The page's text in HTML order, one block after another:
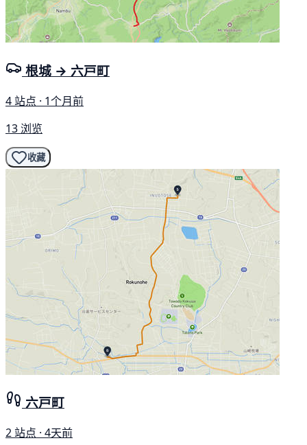
根城 → 六戸町
4 站点 · 1个月前
13 浏览
收藏
六戸町
2 站点 · 4天前